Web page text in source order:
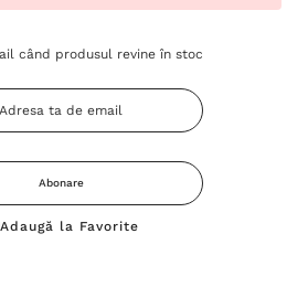
când produsul revine în stoc
Abonare
Adaugă la Favorite